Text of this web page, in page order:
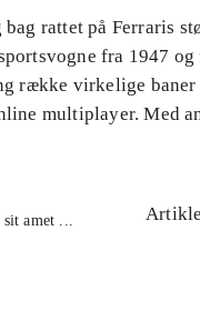
rattet på Ferraris
fra 1947
række virkelige
multiplayer. Med
amet ...